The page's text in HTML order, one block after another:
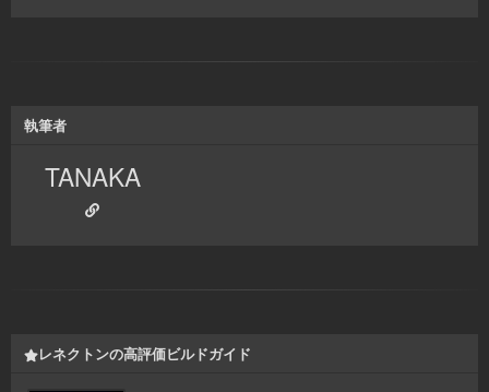
執筆者
TANAKA
レネクトンの高評価ビルドガイド